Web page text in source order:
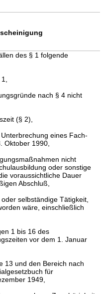
des § 1 folgende
nach § 4 nicht
(§ 2),
eines Fach-
Oktober 1990,
nicht
oder sonstige
voraussichtliche Dauer
Abschluß,
selbständige Tätigkeit,
wäre, einschließlich
1 bis 16 des
vor dem 1. Januar
13 und den Bereich nach
für
1949,